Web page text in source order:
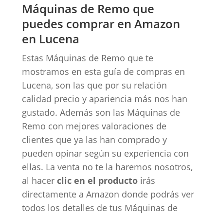
Máquinas de Remo que
puedes comprar en Amazon
en Lucena
Estas Máquinas de Remo que te
mostramos en esta guía de compras en
Lucena, son las que por su relación
calidad precio y apariencia más nos han
gustado. Además son las Máquinas de
Remo con mejores valoraciones de
clientes que ya las han comprado y
pueden opinar según su experiencia con
ellas. La venta no te la haremos nosotros,
al hacer clic en el productoirás
directamente a Amazon donde podrás ver
todos los detalles de tus Máquinas de